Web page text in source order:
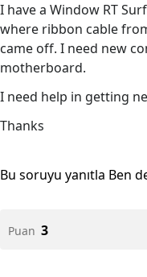
I have a Window RT
where ribbon cable
came off. I need new
motherboard.
I need help in getting
Thanks
Bu soruyu yanıtla Ben
Puan 3